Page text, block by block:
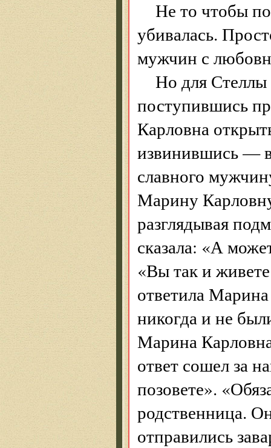
Не то чтобы
убивалась.
мужчин с
Но для Стеллы
поступившись
Карловна
извинившись —
славного
Марину
разглядывая
сказала: «А
«Вы так и
ответила
никогда и не
Марина
ответ сошел за
позовете».
родственница.
отправились